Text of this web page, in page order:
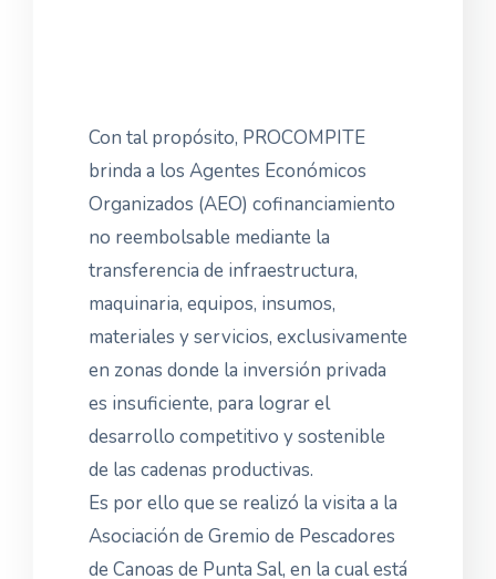
Con tal propósito, PROCOMPITE
brinda a los Agentes Económicos
Organizados (AEO) cofinanciamiento
no reembolsable mediante la
transferencia de infraestructura,
maquinaria, equipos, insumos,
materiales y servicios, exclusivamente
en zonas donde la inversión privada
es insuficiente, para lograr el
desarrollo competitivo y sostenible
de las cadenas productivas.
Es por ello que se realizó la visita a la
Asociación de Gremio de Pescadores
de Canoas de Punta Sal, en la cual está